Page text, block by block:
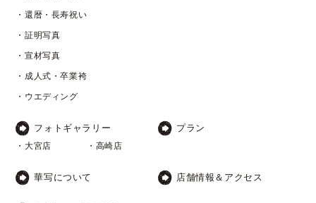
・還暦・長寿祝い
・証明写真
・宣材写真
・成人式・卒業袴
・ウエディング
フォトギャラリー
・大宮店 ・高崎店
プラン
華写について 店舗情報＆アクセス